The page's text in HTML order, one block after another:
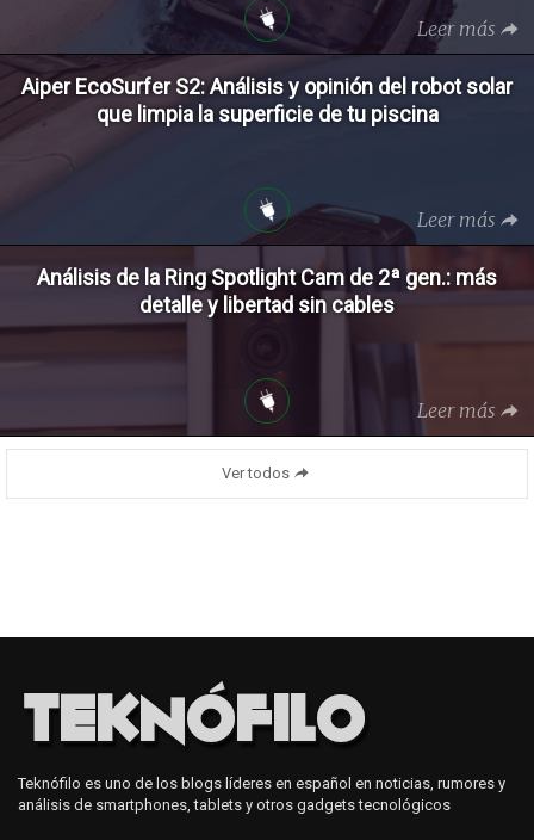
Leer más
Aiper EcoSurfer S2: Análisis y opinión del robot solar
que limpia la superficie de tu piscina
Leer más
Análisis de la Ring Spotlight Cam de 2ª gen.: más
detalle y libertad sin cables
Leer más
Ver todos
Teknófilo es uno de los blogs líderes en español en noticias, rumores y
análisis de smartphones, tablets y otros gadgets tecnológicos